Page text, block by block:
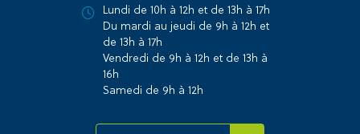
Lundi de 10h à 12h et de 13h à 17h
Du mardi au jeudi de 9h à 12h et
de 13h à 17h
Vendredi de 9h à 12h et de 13h à
16h
Samedi de 9h à 12h